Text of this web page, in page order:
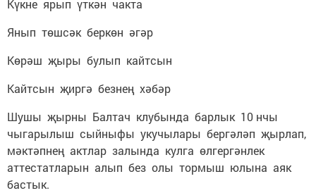
Күкне ярып үткән чакта
Янып төшсәк беркөн әгәр
Көрәш җыры булып кайтсын
Кайтсын җиргә безнең хәбәр
Шушы җырны Балтач клубында барлык 10 нчы
чыгарылыш сыйныфы укучылары бергәләп җырлап,
мәктәпнең актлар залында кулга өлгергәнлек
аттестатларын алып без олы тормыш юлына аяк
бастык.